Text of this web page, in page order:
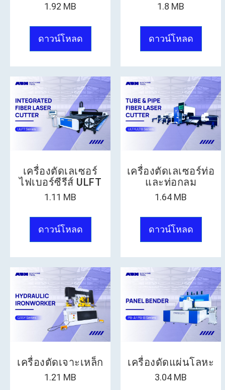
1.92 MB
ดาวน์โหลด
1.8 MB
ดาวน์โหลด
เครื่องตัดเลเซอร์
ไฟเบอร์ซีรีส์ ULFT
1.11 MB
ดาวน์โหลด
เครื่องตัดเลเซอร์ท่อ
และท่อกลม
1.64 MB
ดาวน์โหลด
เครื่องตัดเจาะเหล็ก
1.21 MB
เครื่องดัดแผ่นโลหะ
3.04 MB